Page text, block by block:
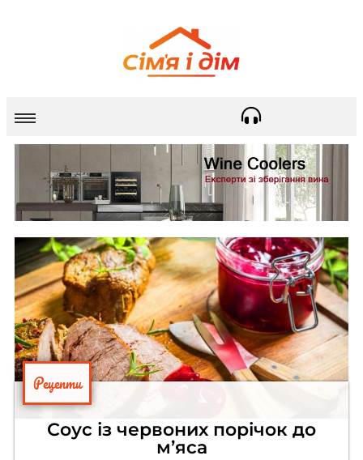
Рецепти
Соус із червоних порічок до
м’яса